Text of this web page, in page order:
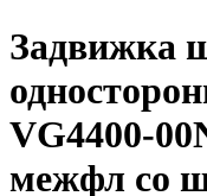
Задвижка
VG4400-
межфл со